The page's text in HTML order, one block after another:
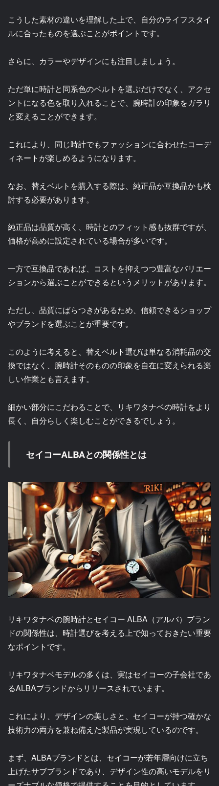
こうした素材の違いを理解した上で、自分のライフスタイ
ルに合ったものを選ぶことがポイントです。
さらに、カラーやデザインにも注目しましょう。
ただ単に時計と同系色のベルトを選ぶだけでなく、アクセ
ントになる色を取り入れることで、腕時計の印象をガラリ
と変えることができます。
これにより、同じ時計でもファッションに合わせたコーデ
ィネートが楽しめるようになります。
なお、替えベルトを購入する際は、純正品か互換品かも検
討する必要があります。
純正品は品質が高く、時計とのフィット感も抜群ですが、
価格が高めに設定されている場合が多いです。
一方で互換品であれば、コストを抑えつつ豊富なバリエー
ションから選ぶことができるというメリットがあります。
ただし、品質にばらつきがあるため、信頼できるショップ
やブランドを選ぶことが重要です。
このように考えると、替えベルト選びは単なる消耗品の交
換ではなく、腕時計そのものの印象を自在に変えられる楽
しい作業とも言えます。
細かい部分にこだわることで、リキワタナベの時計をより
長く、自分らしく楽しむことができるでしょう。
セイコーALBAとの関係性とは
リキワタナベの腕時計とセイコー ALBA（アルバ）ブラン
ドの関係性は、時計選びを考える上で知っておきたい重要
なポイントです。
リキワタナベモデルの多くは、実はセイコーの子会社であ
るALBAブランドからリリースされています。
これにより、デザインの美しさと、セイコーが持つ確かな
技術力の両方を兼ね備えた製品が実現しているのです。
まず、ALBAブランドとは、セイコーが若年層向けに立ち
上げたサブブランドであり、デザイン性の高いモデルをリ